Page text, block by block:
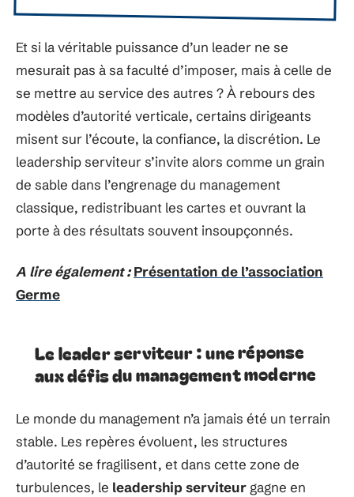
Et si la véritable puissance d’un leader ne se
mesurait pas à sa faculté d’imposer, mais à celle de
se mettre au service des autres ? À rebours des
modèles d’autorité verticale, certains dirigeants
misent sur l’écoute, la confiance, la discrétion. Le
leadership serviteur s’invite alors comme un grain
de sable dans l’engrenage du management
classique, redistribuant les cartes et ouvrant la
porte à des résultats souvent insoupçonnés.
A lire également : Présentation de l’association
Germe
Le leader serviteur : une réponse
aux défis du management moderne
Le monde du management n’a jamais été un terrain
stable. Les repères évoluent, les structures
d’autorité se fragilisent, et dans cette zone de
turbulences, le leadership serviteur gagne en